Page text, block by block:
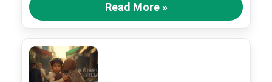
Read More »